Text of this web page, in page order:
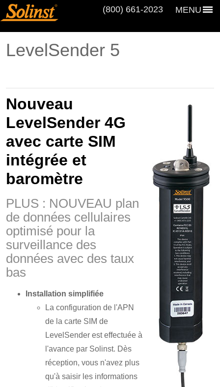
MENU
(800) 661‑2023
LevelSender 5
Nouveau
LevelSender 4G
avec carte SIM
intégrée et
baromètre
PLUS : NOUVEAU plan
de données cellulaires
optimisé pour la
surveillance des
données avec des taux
bas
Installation simplifiée
La configuration de l'APN
de la carte SIM de
LevelSender est effectuée à
l'avance par Solinst. Dès
réception, vous n'avez plus
qu'à saisir les informations